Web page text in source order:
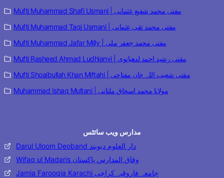
Mufti Muhammad Shafi Usmani | مفتی محمد شفیع عثمانی
Mufti Muhammad Taqi Usmani | مفتی محمد تقی عثمانی
Mufti Muhammad Jafar Milly | مفتی محمد جعفر ملی
Mufti Rasheed Ahmad Ludhianvi | مفتی رشید احمد لدھیانوی
Mufti Shoaibullah Khan Miftahi | مفتی شعیب اللہ خان مفتاحی
Muhammad Ishaq Multani | مولانا محمد اسحاق ملتانی
مدارس ویب سائٹس
Darul Uloom Deoband دار العلوم دیوبند
Wifaq ul Madaris وفاق المدارس پاکستان
Jamia Farooqia Karachi جامعہ فاروقیہ کراچی